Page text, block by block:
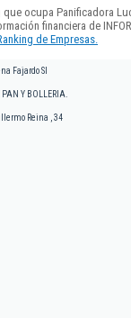
ocupa Panificadora
financiera de
de Empresas.
Fajardo Sl
Y BOLLERIA.
Reina , 34